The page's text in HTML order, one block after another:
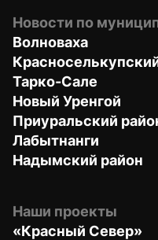
Новости по
Волноваха
Тарко-Сале
Новый Уренгой
Приуральский
Лабытнанги
Надымский район
Наши проекты
«Красный Север»